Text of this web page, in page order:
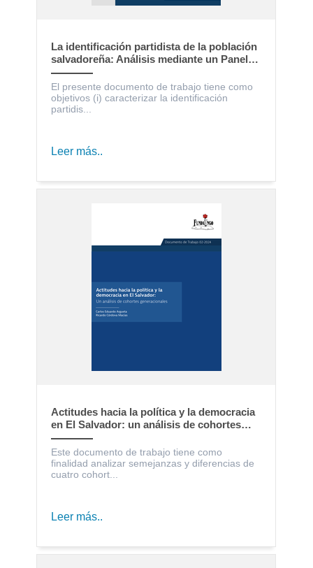
La identificación partidista de la población
salvadoreña: Análisis mediante un Panel
Electoral
El presente documento de trabajo tiene como
objetivos (i) caracterizar la identificación
partidis...
Leer más..
Actitudes hacia la política y la democracia
en El Salvador: un análisis de cohortes
generacionales
Este documento de trabajo tiene como
finalidad analizar semejanzas y diferencias de
cuatro cohort...
Leer más..